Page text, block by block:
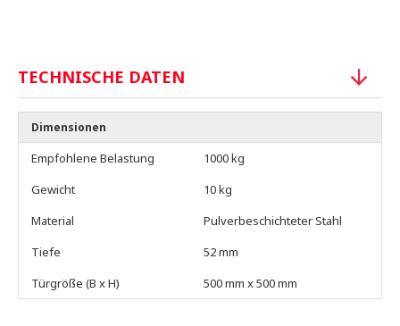
TECHNISCHE DATEN
Dimensionen
Empfohlene Belastung
1000 kg
Gewicht
10 kg
Material
Pulverbeschichteter Stahl
Tiefe
52 mm
Türgröße (B x H)
500 mm x 500 mm